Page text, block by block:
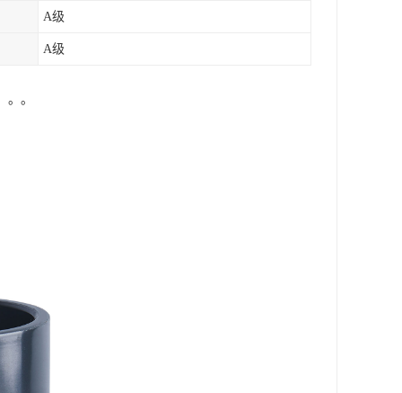
A级
A级
。